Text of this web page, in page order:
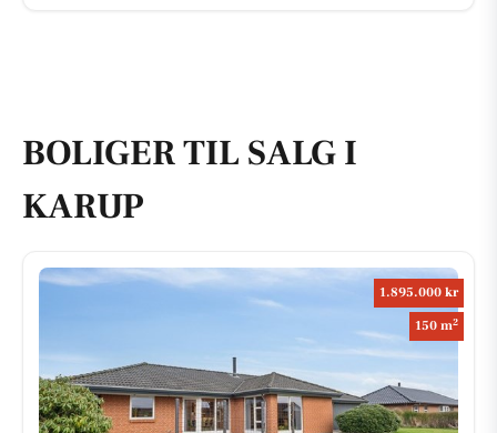
BOLIGER TIL SALG I
KARUP
1.895.000 kr
150 m2